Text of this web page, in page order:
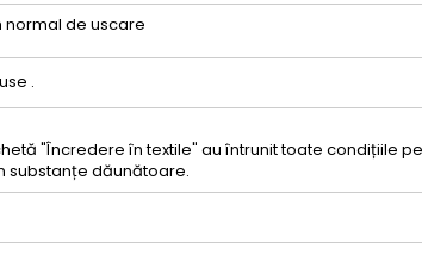
normal de uscare
.
"Încredere în textile" au întrunit toate condițiile
substanțe dăunătoare.